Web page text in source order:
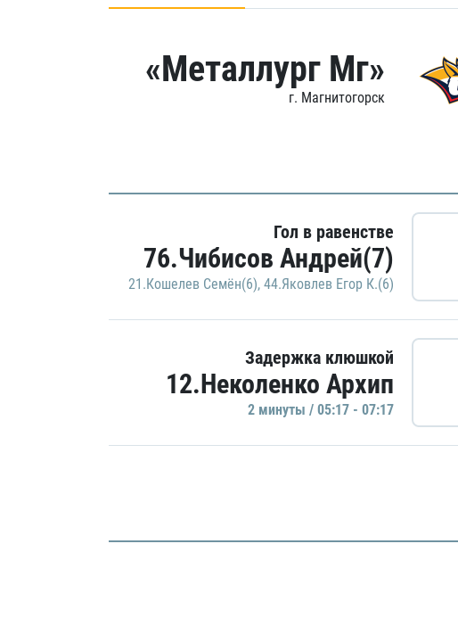
«Металлург Мг»
г. Магнитогорск
Гол в равенстве
76.Чибисов Андрей(7)
21.Кошелев Семён(6), 44.Яковлев Егор К.(6)
Задержка клюшкой
12.Неколенко Архип
2 минуты / 05:17 - 07:17